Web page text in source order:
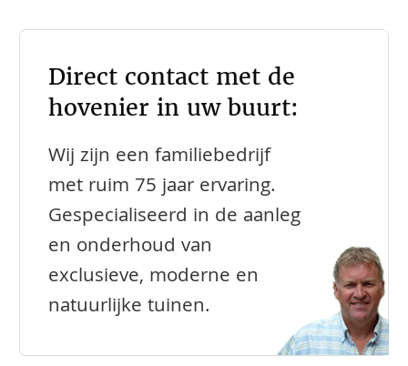
Direct contact met de
hovenier in uw buurt:
Wij zijn een familiebedrijf
met ruim 75 jaar ervaring.
Gespecialiseerd in de aanleg
en onderhoud van
exclusieve, moderne en
natuurlijke tuinen.